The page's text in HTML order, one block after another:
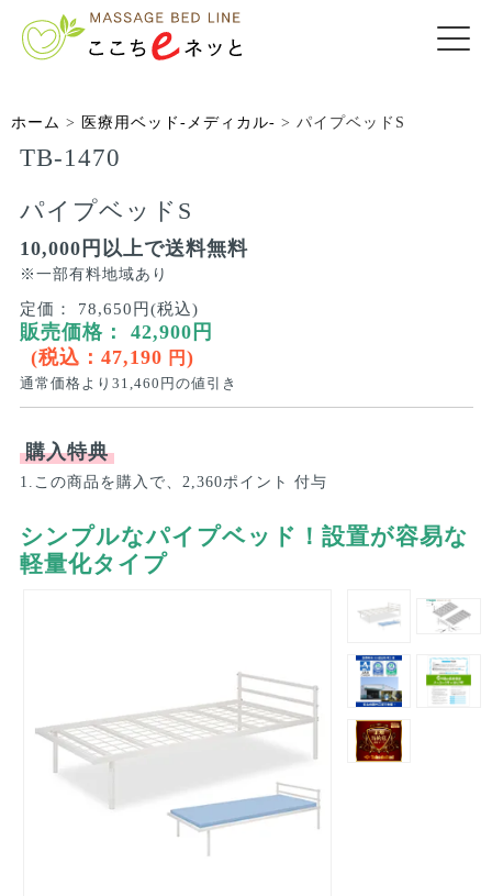
ホーム > 医療用ベッド-メディカル- > パイプベッドS
TB-1470
パイプベッドS
10,000円以上で送料無料
※一部有料地域あり
定価：
78,650円(税込)
販売価格： 42,900 円
(税込： 47,190 円 )
通常価格より 31,460 円の値引き
購入特典
1.この商品を購入で、2,360ポイント 付与
シンプルなパイプベッド！設置が容易な
軽量化タイプ